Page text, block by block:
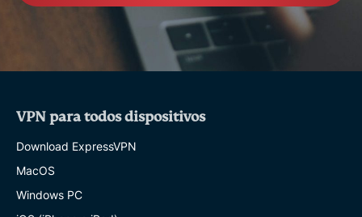
VPN para todos dispositivos
Download ExpressVPN
MacOS
Windows PC